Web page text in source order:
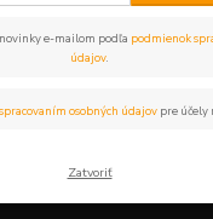
e-mailom podľa podmienok
údajov.
spracovaním osobných údajov pre účely
Zatvoriť